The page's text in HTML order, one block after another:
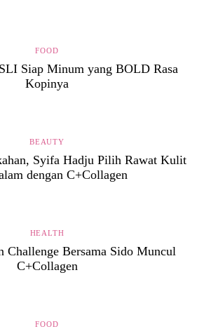
FOOD
Siap Minum yang BOLD Rasa
Kopinya
BEAUTY
Syifa Hadju Pilih Rawat Kulit
dengan C+Collagen
HEALTH
Challenge Bersama Sido Muncul
C+Collagen
FOOD